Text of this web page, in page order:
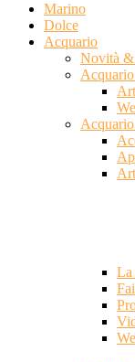
Marino
Dolce
Acquario
Novità
La